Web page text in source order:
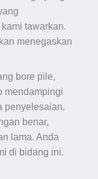
tawarkan.
menegaskan
bore pile,
mendampingi
penyelesaian.
benar,
lama. Anda
di bidang ini.